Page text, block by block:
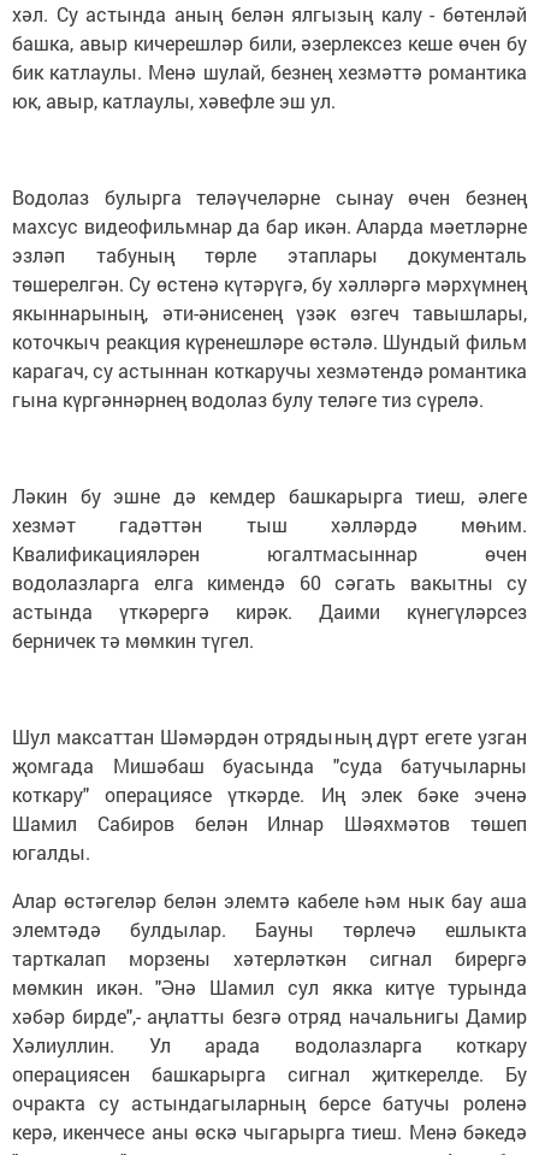
хәл. Су астында аның белән ялгызың калу - бөтенләй
башка, авыр кичерешләр били, әзерлексез кеше өчен бу
бик катлаулы. Менә шулай, безнең хезмәттә романтика
юк, авыр, катлаулы, хәвефле эш ул.
Водолаз булырга теләүчеләрне сынау өчен безнең
махсус видеофильмнар да бар икән. Аларда мәетләрне
эзләп табуның төрле этаплары документаль
төшерелгән. Су өстенә күтәрүгә, бу хәлләргә мәрхүмнең
якыннарының, әти-әнисенең үзәк өзгеч тавышлары,
коточкыч реакция күренешләре өстәлә. Шундый фильм
карагач, су астыннан коткаручы хезмәтендә романтика
гына күргәннәрнең водолаз булу теләге тиз сүрелә.
Ләкин бу эшне дә кемдер башкарырга тиеш, әлеге
хезмәт гадәттән тыш хәлләрдә мөһим.
Квалификацияләрен югалтмасыннар өчен
водолазларга елга кимендә 60 сәгать вакытны су
астында үткәрергә кирәк. Даими күнегүләрсез
берничек тә мөмкин түгел.
Шул максаттан Шәмәрдән отрядының дүрт егете узган
җомгада Мишәбаш буасында "суда батучыларны
коткару" операциясе үткәрде. Иң элек бәке эченә
Шамил Сабиров белән Илнар Шәяхмәтов төшеп
югалды.
Алар өстәгеләр белән элемтә кабеле һәм нык бау аша
элемтәдә булдылар. Бауны төрлечә ешлыкта
тарткалап морзены хәтерләткән сигнал бирергә
мөмкин икән. "Әнә Шамил сул якка китүе турында
хәбәр бирде",- аңлатты безгә отряд начальнигы Дамир
Хәлиуллин. Ул арада водолазларга коткару
операциясен башкарырга сигнал җиткерелде. Бу
очракта су астындагыларның берсе батучы роленә
керә, икенчесе аны өскә чыгарырга тиеш. Менә бәкедә